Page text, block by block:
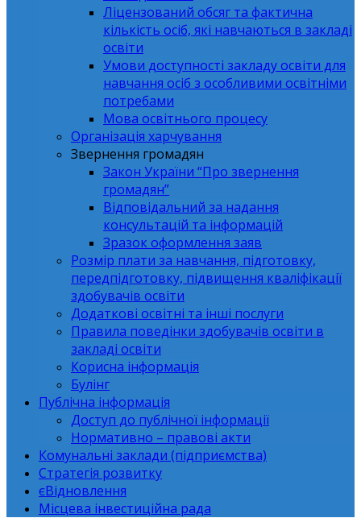
Ліцензований обсяг та фактична
кількість осіб, які навчаються в закладі
освіти
Умови доступності закладу освіти для
навчання осіб з особливими освітніми
потребами
Мова освітнього процесу
Організація харчування
Звернення громадян
Закон України “Про звернення
громадян”
Відповідальний за надання
консультацій та інформацій
Зразок оформлення заяв
Розмір плати за навчання, підготовку,
передпідготовку, підвищення кваліфікації
здобувачів освіти
Додаткові освітні та інші послуги
Правила поведінки здобувачів освіти в
закладі освіти
Корисна інформація
Булінг
Публічна інформація
Доступ до публічної інформації
Нормативно – правові акти
Комунальні заклади (підприємства)
Стратегія розвитку
єВідновлення
Місцева інвестиційна рада